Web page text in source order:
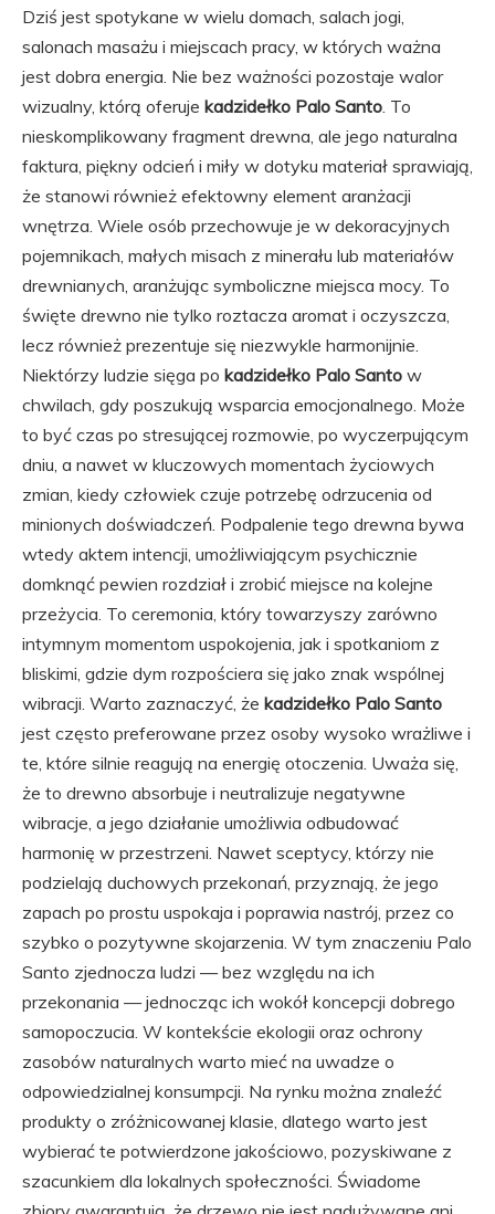
Dziś jest spotykane w wielu domach, salach jogi,
salonach masażu i miejscach pracy, w których ważna
jest dobra energia. Nie bez ważności pozostaje walor
wizualny, którą oferuje kadzidełko Palo Santo. To
nieskomplikowany fragment drewna, ale jego naturalna
faktura, piękny odcień i miły w dotyku materiał sprawiają,
że stanowi również efektowny element aranżacji
wnętrza. Wiele osób przechowuje je w dekoracyjnych
pojemnikach, małych misach z minerału lub materiałów
drewnianych, aranżując symboliczne miejsca mocy. To
święte drewno nie tylko roztacza aromat i oczyszcza,
lecz również prezentuje się niezwykle harmonijnie.
Niektórzy ludzie sięga po kadzidełko Palo Santo w
chwilach, gdy poszukują wsparcia emocjonalnego. Może
to być czas po stresującej rozmowie, po wyczerpującym
dniu, a nawet w kluczowych momentach życiowych
zmian, kiedy człowiek czuje potrzebę odrzucenia od
minionych doświadczeń. Podpalenie tego drewna bywa
wtedy aktem intencji, umożliwiającym psychicznie
domknąć pewien rozdział i zrobić miejsce na kolejne
przeżycia. To ceremonia, który towarzyszy zarówno
intymnym momentom uspokojenia, jak i spotkaniom z
bliskimi, gdzie dym rozpościera się jako znak wspólnej
wibracji. Warto zaznaczyć, że kadzidełko Palo Santo
jest często preferowane przez osoby wysoko wrażliwe i
te, które silnie reagują na energię otoczenia. Uważa się,
że to drewno absorbuje i neutralizuje negatywne
wibracje, a jego działanie umożliwia odbudować
harmonię w przestrzeni. Nawet sceptycy, którzy nie
podzielają duchowych przekonań, przyznają, że jego
zapach po prostu uspokaja i poprawia nastrój, przez co
szybko o pozytywne skojarzenia. W tym znaczeniu Palo
Santo zjednocza ludzi — bez względu na ich
przekonania — jednocząc ich wokół koncepcji dobrego
samopoczucia. W kontekście ekologii oraz ochrony
zasobów naturalnych warto mieć na uwadze o
odpowiedzialnej konsumpcji. Na rynku można znaleźć
produkty o zróżnicowanej klasie, dlatego warto jest
wybierać te potwierdzone jakościowo, pozyskiwane z
szacunkiem dla lokalnych społeczności. Świadome